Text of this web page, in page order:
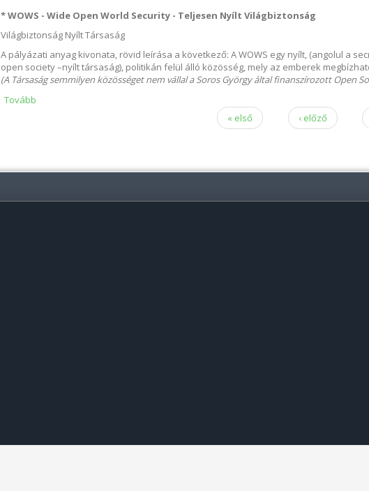
* WOWS - Wide Open World Security - Teljesen Nyílt Világbiztonság
Világbiztonság Nyílt Társaság
A pályázati anyag kivonata, rövid leírása a következő: A WOWS egy nyílt, (angolul a
open society –nyílt társaság), politikán felül álló közösség, mely az emberek
(A Társaság semmilyen közösséget nem vállal a Soros György által finanszírozott Open
Tovább
« első ‹ előző